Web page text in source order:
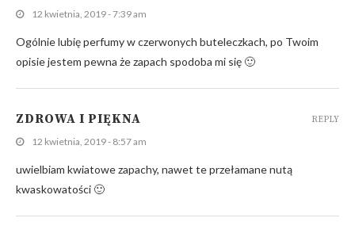
12 kwietnia, 2019 - 7:39 am
Ogólnie lubię perfumy w czerwonych buteleczkach, po Twoim
opisie jestem pewna że zapach spodoba mi się 🙂
ZDROWA I PIĘKNA
12 kwietnia, 2019 - 8:57 am
uwielbiam kwiatowe zapachy, nawet te przełamane nutą
kwaskowatości 🙂
REPLY